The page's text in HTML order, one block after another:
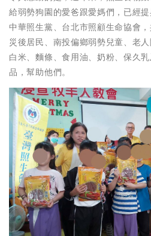
給弱勢狗園的愛爸跟愛媽們，已經
中華照生黨、台北市照顧生命協會
災後居民、南投偏鄉弱勢兒童、老
白米、麵條、食用油、奶粉、保久
品，幫助他們。